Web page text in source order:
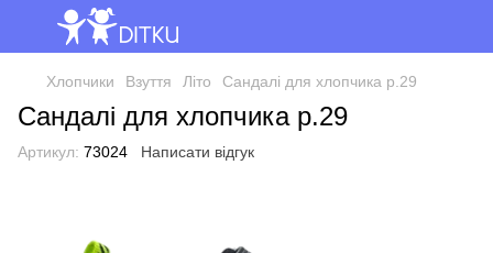
Хлопчики Взуття Літо Сандалі для хлопчика р.29
Сандалі для хлопчика р.29
Артикул: 73024 Написати відгук